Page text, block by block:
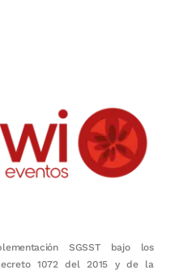
SGSST bajo los
1072 del 2015 y de la